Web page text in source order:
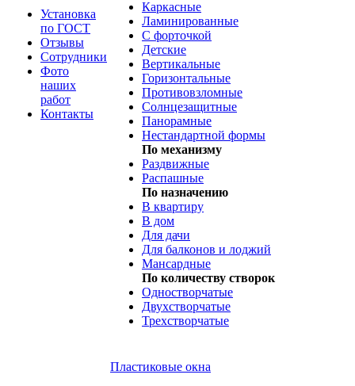
Установка
по ГОСТ
Отзывы
Сотрудники
Фото
наших
работ
Контакты
Каркасные
Ламинированные
С форточкой
Детские
Вертикальные
Горизонтальные
Противовзломные
Солнцезащитные
Панорамные
Нестандартной формы
По механизму
Раздвижные
Распашные
По назначению
В квартиру
В дом
Для дачи
Для балконов и лоджий
Мансардные
По количеству створок
Одностворчатые
Двухстворчатые
Трехстворчатые
Пластиковые окна